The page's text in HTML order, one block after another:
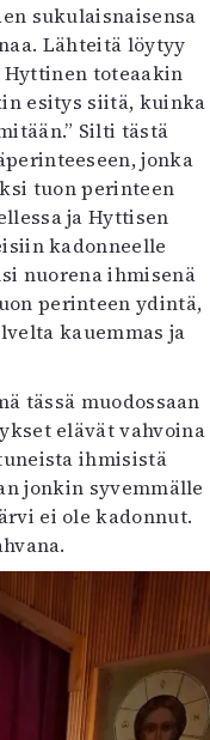
sukulaisnaisensa
Lähteitä löytyy
toteaakin
esitys siitä, kuinka
Silti tästä
jonka
tuon perinteen
ja Hyttisen
kadonneelle
nuorena ihmisenä
perinteen ydintä,
kauemmas ja
tässä muodossaan
elävät vahvoina
ihmisistä
jonkin syvemmälle
ei ole kadonnut.